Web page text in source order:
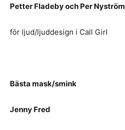
Petter Fladeby och Per Nyström
för ljud/ljuddesign i Call Girl
Bästa mask/smink
Jenny Fred